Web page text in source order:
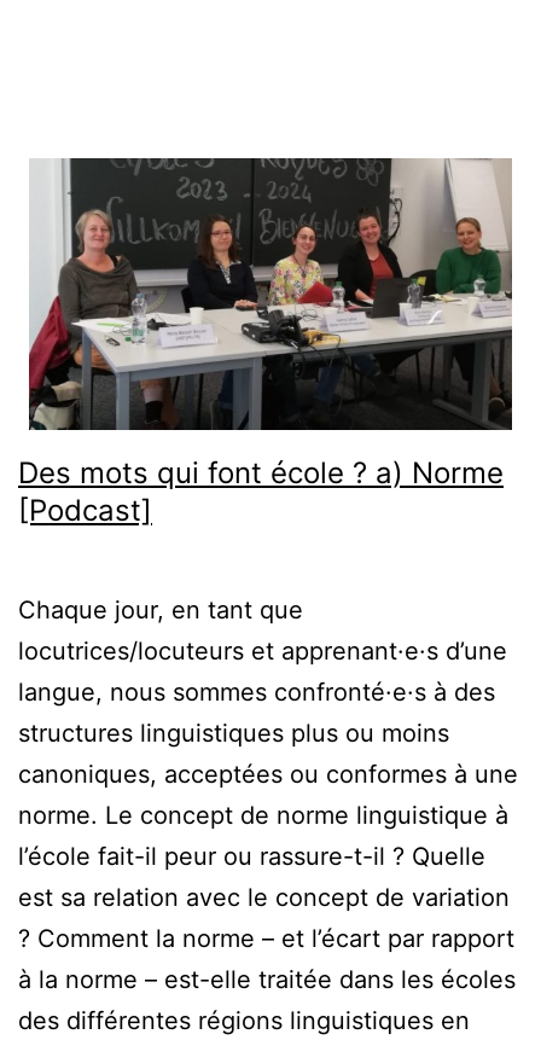
Des mots qui font école ? a) Norme
[Podcast]
Chaque jour, en tant que
locutrices/locuteurs et apprenant·e·s d’une
langue, nous sommes confronté·e·s à des
structures linguistiques plus ou moins
canoniques, acceptées ou conformes à une
norme. Le concept de norme linguistique à
l’école fait-il peur ou rassure-t-il ? Quelle
est sa relation avec le concept de variation
? Comment la norme – et l’écart par rapport
à la norme – est-elle traitée dans les écoles
des différentes régions linguistiques en